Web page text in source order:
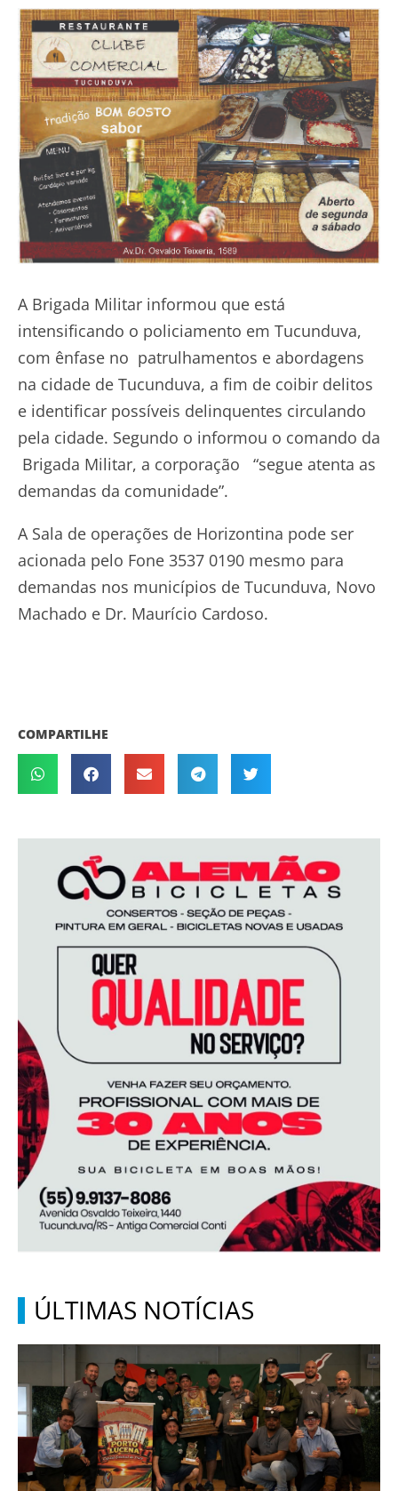
A Brigada Militar informou que está
intensificando o policiamento em Tucunduva,
com ênfase no patrulhamentos e abordagens
na cidade de Tucunduva, a fim de coibir delitos
e identificar possíveis delinquentes circulando
pela cidade. Segundo o informou o comando da
Brigada Militar, a corporação “segue atenta as
demandas da comunidade”.
A Sala de operações de Horizontina pode ser
acionada pelo Fone 3537 0190 mesmo para
demandas nos municípios de Tucunduva, Novo
Machado e Dr. Maurício Cardoso.
COMPARTILHE
ÚLTIMAS NOTÍCIAS